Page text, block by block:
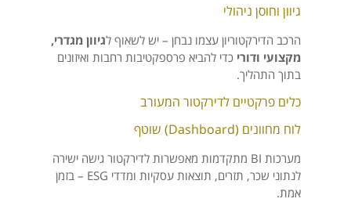
גיוון וחוסן ניהולי
הרכב הדירקטוריון עצמו נבחן – יש לשאוף לגיוון מגדרי,
מקצועי ודורי כדי להביא פרספקטיבות רחבות ואיזונים
בתוך התהליך.
כלים פרקטיים לדירקטור המעורב
לוח מחוונים (Dashboard) שוטף
מערכות BI מתקדמות מאפשרות לדירקטור גישה ישירה
לנתוני שכר, תזרים, תוצאות עסקיות ומדדי ESG – בזמן
אמת.